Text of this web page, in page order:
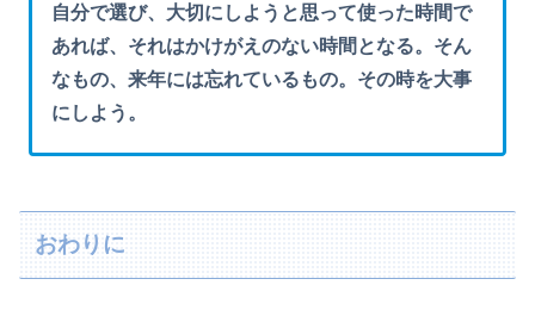
自分で選び、大切にしようと思って使った時間で
あれば、それはかけがえのない時間となる。そん
なもの、来年には忘れているもの。その時を大事
にしよう。
おわりに